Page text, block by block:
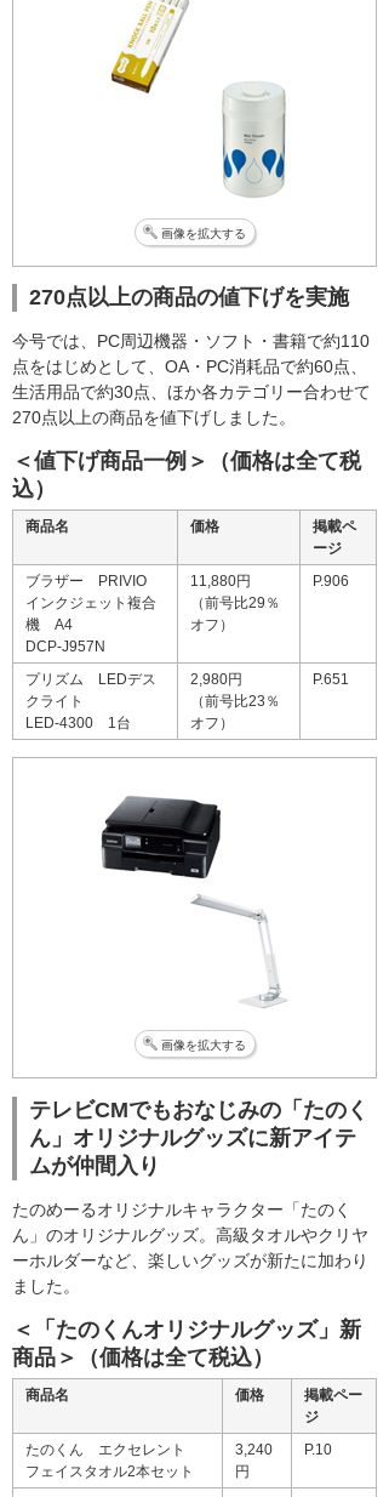
画像を拡大する
270点以上の商品の値下げを実施
今号では、PC周辺機器・ソフト・書籍で約110
点をはじめとして、OA・PC消耗品で約60点、
生活用品で約30点、ほか各カテゴリー合わせて
270点以上の商品を値下げしました。
＜値下げ商品一例＞（価格は全て税
込）
商品名 価格
掲載ペ
ージ
ブラザー PRIVIO
インクジェット複合
機 A4
DCP-J957N
11,880円
（前号比29％
オフ）
P.906
プリズム LEDデス
クライト
LED-4300 1台
2,980円
（前号比23％
オフ）
P.651
画像を拡大する
テレビCMでもおなじみの「たのく
ん」オリジナルグッズに新アイテ
ムが仲間入り
たのめーるオリジナルキャラクター「たのく
ん」のオリジナルグッズ。高級タオルやクリヤ
ーホルダーなど、楽しいグッズが新たに加わり
ました。
＜「たのくんオリジナルグッズ」新
商品＞（価格は全て税込）
商品名 価格
掲載ペー
ジ
たのくん エクセレント
フェイスタオル2本セット
3,240
円
P.10